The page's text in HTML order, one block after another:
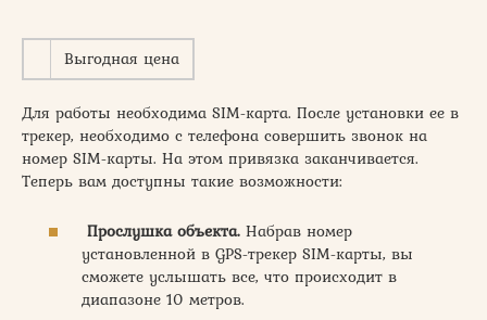
Выгодная цена
Для работы необходима SIM-карта. После установки ее в
трекер, необходимо с телефона совершить звонок на
номер SIM-карты. На этом привязка заканчивается.
Теперь вам доступны такие возможности:
Прослушка объекта. Набрав номер
установленной в GPS-трекер SIM-карты, вы
сможете услышать все, что происходит в
диапазоне 10 метров.